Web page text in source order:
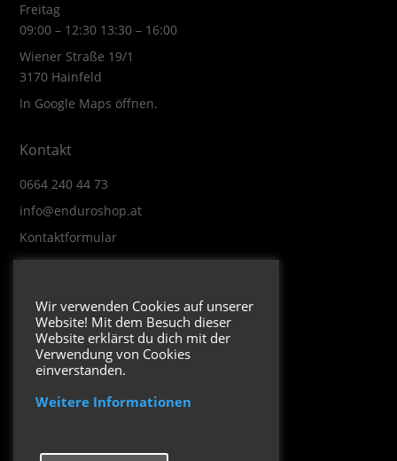
Freitag
09:00 – 12:30 13:30 – 16:00
Wiener Straße 19/1
3170 Hainfeld
In Google Maps öffnen.
Kontakt
0664 240 44 73
info@enduroshop.at
Kontaktformular
Impressum
Datenschutzerklärung
Folge uns
Wir verwenden Cookies auf unserer
Website! Mit dem Besuch dieser
Website erklärst du dich mit der
Verwendung von Cookies
einverstanden.
Weitere Informationen